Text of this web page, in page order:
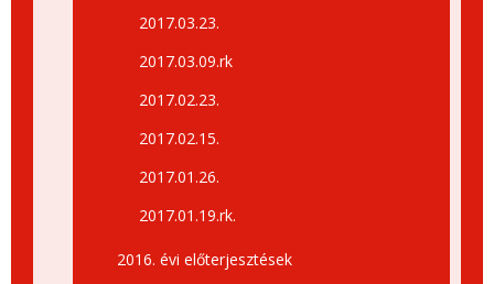
2017.03.23.
2017.03.09.rk
2017.02.23.
2017.02.15.
2017.01.26.
2017.01.19.rk.
2016. évi előterjesztések